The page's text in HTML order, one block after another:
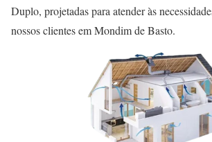
Duplo, projetadas para atender às
nossos clientes em Mondim de Basto.